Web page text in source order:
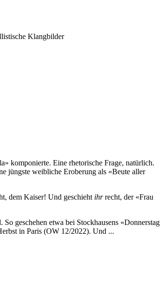
Klangbilder
komponierte. Eine rhetorische Frage, natürlich.
jüngste weibliche Eroberung als «Beute aller
dem Kaiser! Und geschieht ihrrecht, der «Frau
geschehen etwa bei Stockhausens «Donnerstag
in Paris (OW 12/2022). Und ...